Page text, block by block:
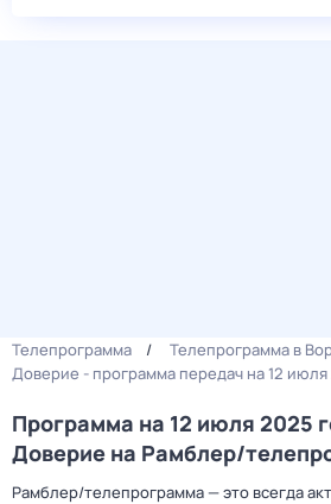
Телепрограмма
Телепрограмма в
Доверие - программа передач на 12
Программа на 12 июля 2025
Доверие на Рамблер/
Рамблер/телепрограмма — это всегда